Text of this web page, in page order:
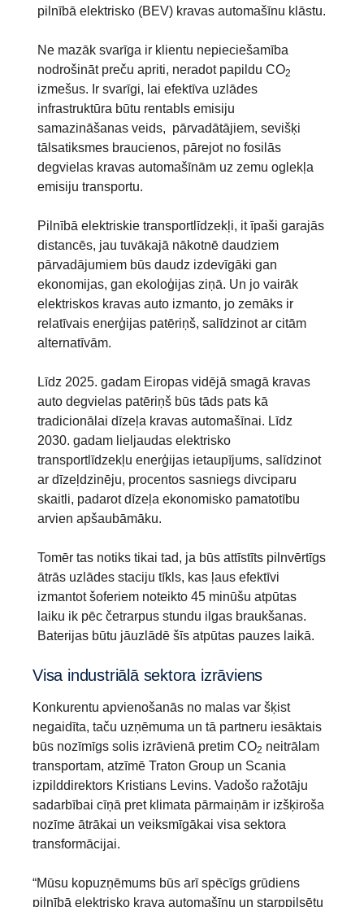
pilnībā elektrisko (BEV) kravas automašīnu klāstu.
Ne mazāk svarīga ir klientu nepieciešamība
nodrošināt preču apriti, neradot papildu CO2
izmešus. Ir svarīgi, lai efektīva uzlādes
infrastruktūra būtu rentabls emisiju
samazināšanas veids, pārvadātājiem, sevišķi
tālsatiksmes braucienos, pārejot no fosilās
degvielas kravas automašīnām uz zemu oglekļa
emisiju transportu.
Pilnībā elektriskie transportlīdzekļi, it īpaši garajās
distancēs, jau tuvākajā nākotnē daudziem
pārvadājumiem būs daudz izdevīgāki gan
ekonomijas, gan ekoloģijas ziņā. Un jo vairāk
elektriskos kravas auto izmanto, jo zemāks ir
relatīvais enerģijas patēriņš, salīdzinot ar citām
alternatīvām.
Līdz 2025. gadam Eiropas vidējā smagā kravas
auto degvielas patēriņš būs tāds pats kā
tradicionālai dīzeļa kravas automašīnai. Līdz
2030. gadam lieljaudas elektrisko
transportlīdzekļu enerģijas ietaupījums, salīdzinot
ar dīzeļdzinēju, procentos sasniegs divciparu
skaitli, padarot dīzeļa ekonomisko pamatotību
arvien apšaubāmāku.
Tomēr tas notiks tikai tad, ja būs attīstīts pilnvērtīgs
ātrās uzlādes staciju tīkls, kas ļaus efektīvi
izmantot šoferiem noteikto 45 minūšu atpūtas
laiku ik pēc četrarpus stundu ilgas braukšanas.
Baterijas būtu jāuzlādē šīs atpūtas pauzes laikā.
Visa industriālā sektora izrāviens
Konkurentu apvienošanās no malas var šķist
negaidīta, taču uzņēmuma un tā partneru iesāktais
būs nozīmīgs solis izrāvienā pretim CO2 neitrālam
transportam, atzīmē Traton Group un Scania
izpilddirektors Kristians Levins. Vadošo ražotāju
sadarbībai cīņā pret klimata pārmaiņām ir izšķiroša
nozīme ātrākai un veiksmīgākai visa sektora
transformācijai.
“Mūsu kopuzņēmums būs arī spēcīgs grūdiens
pilnībā elektrisko krava automašīnu un starppilsētu